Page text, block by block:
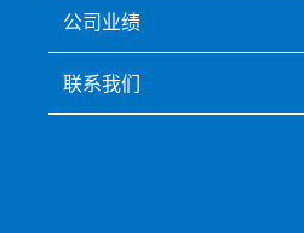
公司业绩
联系我们
山西农业大学园艺